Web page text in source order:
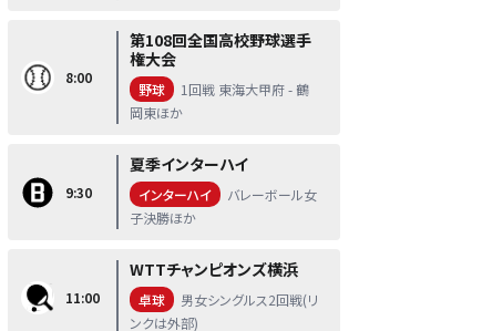
8:00
第108回全国高校野球選手
権大会
野球
1回戦 東海大甲府 - 鶴
岡東ほか
9:30
夏季インターハイ
インターハイ
バレーボール女
子決勝ほか
11:00
WTTチャンピオンズ横浜
卓球
男女シングルス2回戦(リ
ンクは外部)